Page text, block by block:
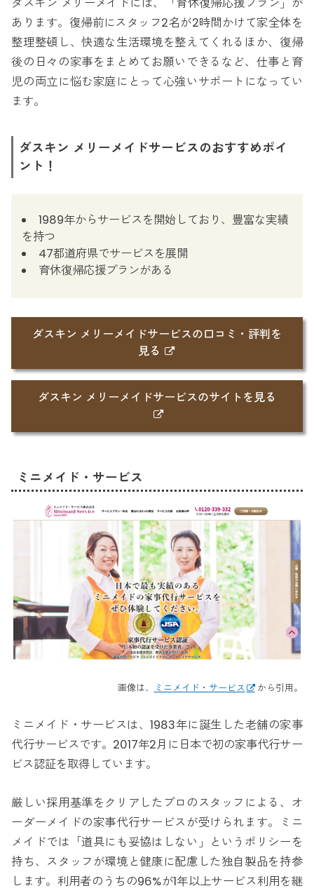
あります。復帰前にスタッフ2名が2時間かけて家全体を
整理整頓し、快適な生活環境を整えてくれるほか、復帰
後の日々の家事をまとめてお願いできるなど、仕事と育
児の両立に悩む家庭にとって心強いサポートになってい
ます。
ダスキン メリーメイドサービスのおすすめポイ
ント！
1989年からサービスを開始しており、豊富な実績
を持つ
47都道府県でサービスを展開
育休復帰応援プランがある
ダスキン メリーメイドサービスの口コミ・評判を
見る
ダスキン メリーメイドサービスのサイトを見る
ミニメイド・サービス
画像は、 ミニメイド・サービス から引用。
ミニメイド・サービスは、1983年に誕生した老舗の家事
代行サービスです。2017年2月に日本で初の家事代行サー
ビス認証を取得しています。
厳しい採用基準をクリアしたプロのスタッフによる、オ
ーダーメイドの家事代行サービスが受けられます。ミニ
メイドでは「道具にも妥協はしない」というポリシーを
持ち、スタッフが環境と健康に配慮した独自製品を持参
します。利用者のうちの96%が1年以上サービス利用を継